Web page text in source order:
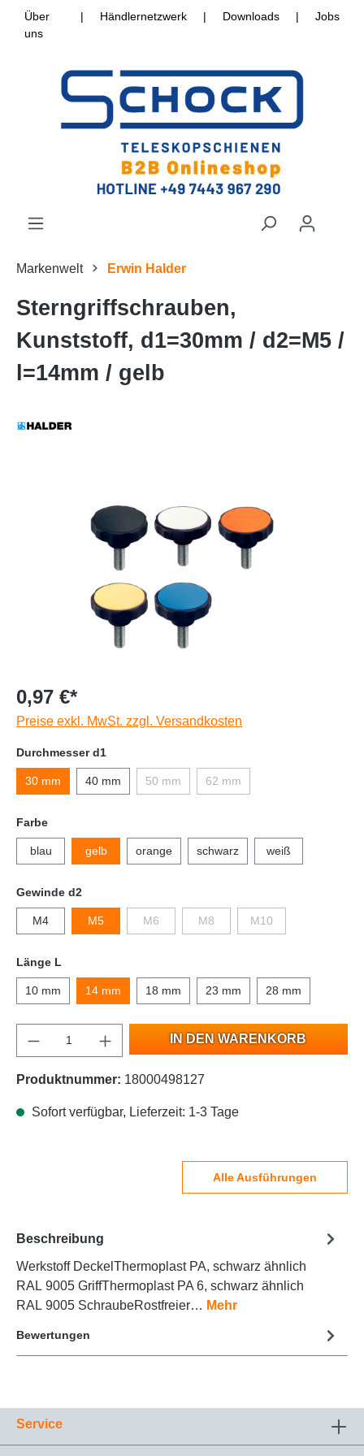
Über
uns
| Händlernetzwerk | Downloads | Jobs
Markenwelt Erwin Halder
Sterngriffschrauben,
Kunststoff, d1=30mm / d2=M5 /
l=14mm / gelb
0,97 €*
Preise exkl. MwSt. zzgl. Versandkosten
Durchmesser d1
30 mm 40 mm 50 mm 62 mm
Farbe
blau gelb orange schwarz weiß
Gewinde d2
M4 M5 M6 M8 M10
Länge L
10 mm 14 mm 18 mm 23 mm 28 mm
IN DEN WARENKORB
Produktnummer: 18000498127
Sofort verfügbar, Lieferzeit: 1-3 Tage
Alle Ausführungen
Beschreibung
Werkstoff DeckelThermoplast PA, schwarz ähnlich
RAL 9005 GriffThermoplast PA 6, schwarz ähnlich
RAL 9005 SchraubeRostfreier… Mehr
Bewertungen
Service